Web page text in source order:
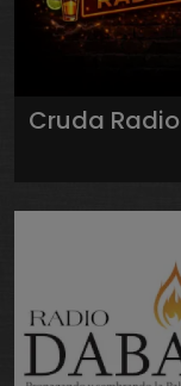
Cruda Radio